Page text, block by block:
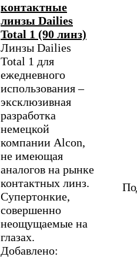
контактные
линзы Dailies
Total 1 (90 линз)
Линзы Dailies
Total 1 для
ежедневного
использования –
эксклюзивная
разработка
немецкой
компании Alcon,
не имеющая
аналогов на рынке
контактных линз.
Супертонкие,
совершенно
неощущаемые на
глазах.
Добавлено: